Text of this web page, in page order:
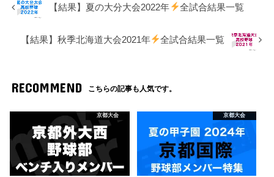
【結果】夏の大分大会2022年 全試合結果一覧
【結果】秋季北海道大会2021年 全試合結果一覧
RECOMMEND こちらの記事も人気です。
京都大会 京都大会